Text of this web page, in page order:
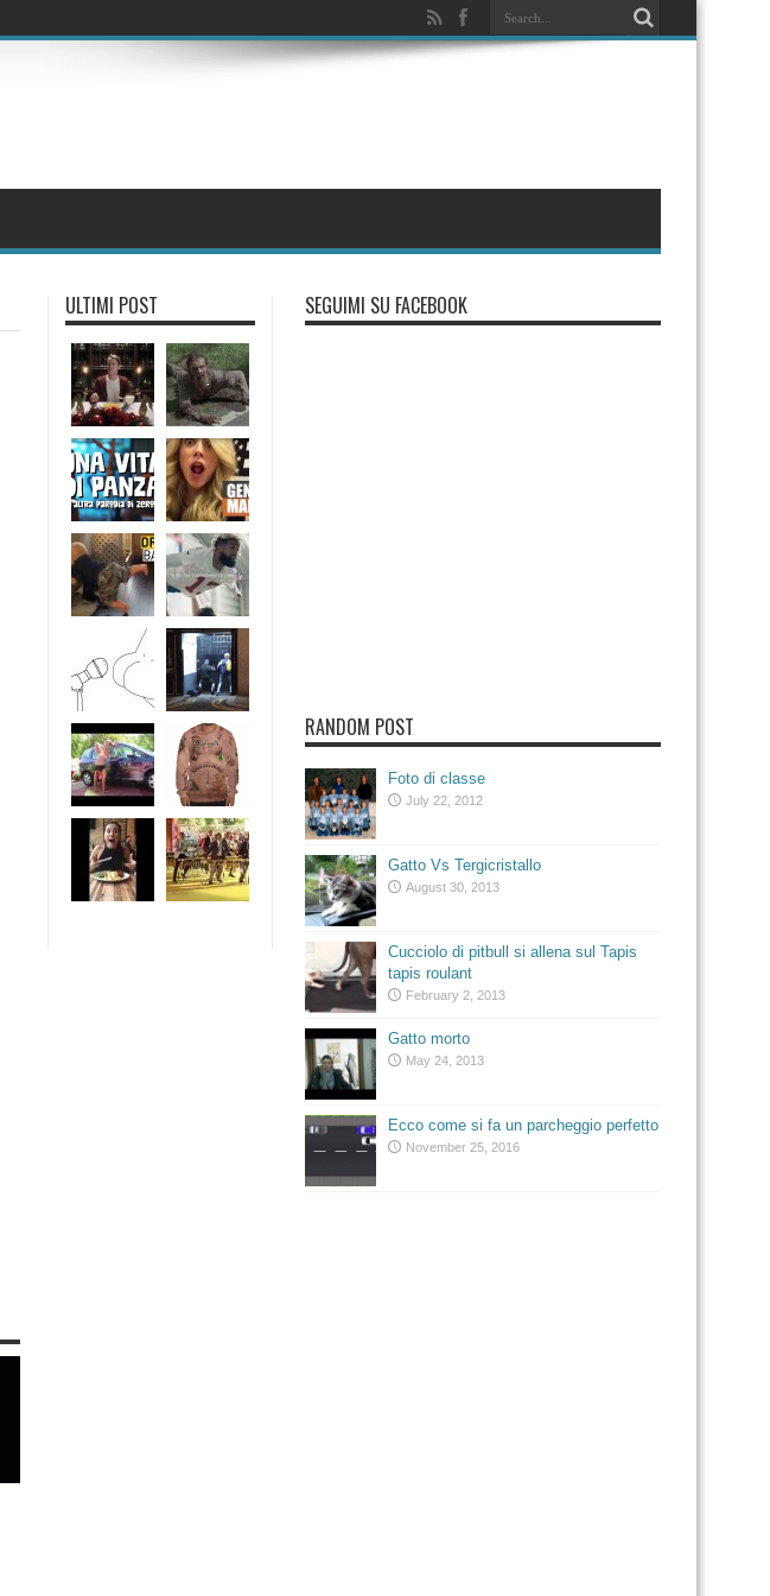
ULTIMI POST SEGUIMI SU FACEBOOK
RANDOM POST
Foto di classe
July 22, 2012
Gatto Vs Tergicristallo
August 30, 2013
Cucciolo di pitbull si allena sul Tapis
tapis roulant
February 2, 2013
Gatto morto
May 24, 2013
Ecco come si fa un parcheggio perfetto
November 25, 2016